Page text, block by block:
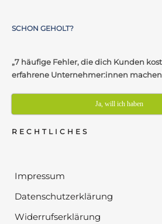
SCHON GEHOLT?
„7 häufige Fehler, die dich Kunden
erfahrene Unternehmer:innen
Ja, will ich haben
RECHTLICHES
Impressum
Datenschutzerklärung
Widerrufserklärung